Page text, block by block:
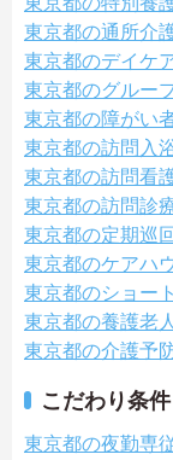
東京都の通所介
東京都のデイケ
東京都のグルー
東京都の障がい
東京都の訪問入
東京都の訪問看
東京都の訪問診
東京都の定期巡
東京都のケアハ
東京都のショー
東京都の養護老
東京都の介護予
こだわり条件
東京都の夜勤専